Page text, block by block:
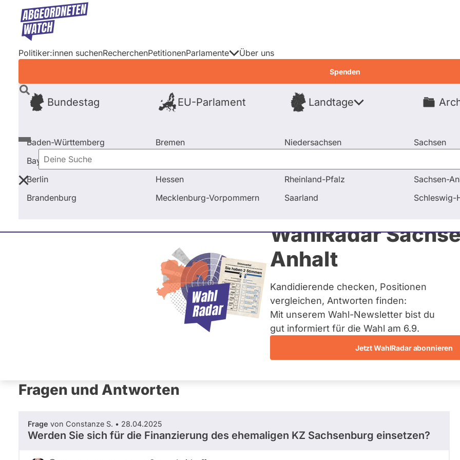
Direkt
Inhalt
Politiker:innen suchenRecherchenPetitionenParlamente
Bundestag EU-Parlament Landtage
Baden-Württemberg
Bayern
Berlin
Brandenburg
Bremen
Hessen
Mecklenburg-Vorpommern
Niedersachsen
Rheinland-Pfalz
Saarland
Sachsen
Sachsen-
Schleswig-
Über uns
Spenden
Deine
Suche
WahlRadar
Anhalt
Kandidierende checken, Positionen
vergleichen, Antworten finden:
Mit unserem Wahl-Newsletter bist du
gut informiert für die Wahl am 6.9.
Jetzt WahlRadar abonnieren
Startseite Frage stellen Susan Leithoff
Susan Leithoff
Abgeordnete Sachsen
Fraktion:CDU
Eingezogen über die Wahlliste:Landesliste CDU
gewonnen
%
Erhaltene
Wahlliste
Landesliste
Fragen und Antworten
Frage von Constanze S. • 28.04.2025
Werden Sie sich für die Finanzierung des ehemaligen KZ Sachsenburg einsetzen?